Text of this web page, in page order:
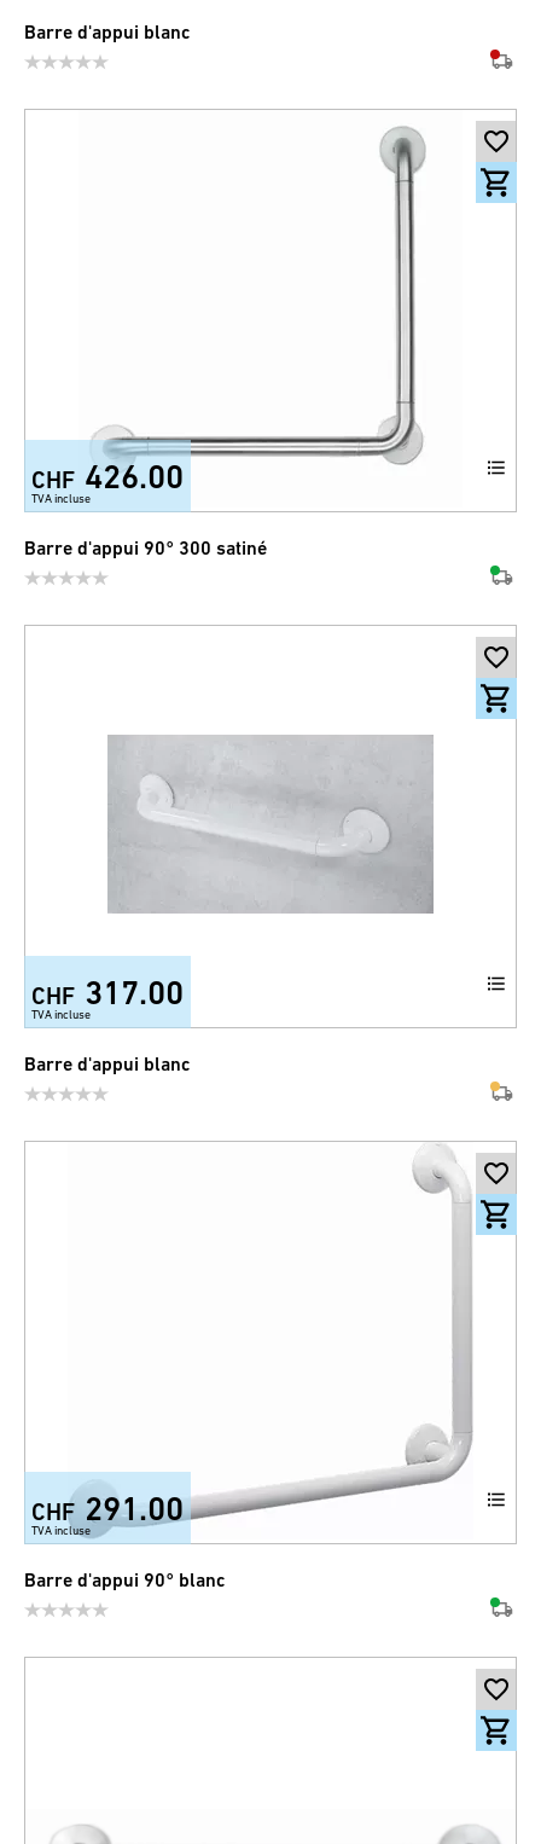
Barre d'appui blanc
CHF 426.00
TVA incluse
Barre d'appui 90° 300 satiné
CHF 317.00
TVA incluse
Barre d'appui blanc
CHF 291.00
TVA incluse
Barre d'appui 90° blanc